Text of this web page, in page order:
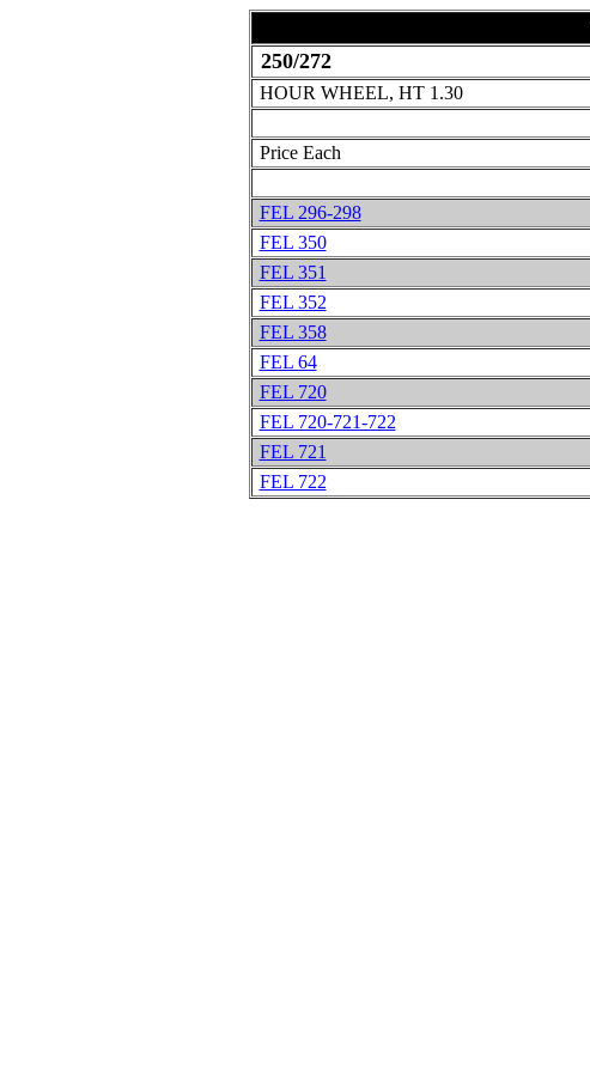
250/272
HOUR WHEEL, HT 1.30
Price Each
FEL 296-298
FEL 350
FEL 351
FEL 352
FEL 358
FEL 64
FEL 720
FEL 720-721-722
FEL 721
FEL 722